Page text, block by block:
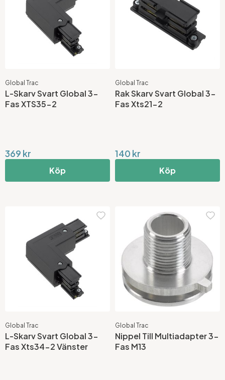
Global Trac
L-Skarv Svart Global 3-
Fas XTS35-2
369 kr
Köp
Global Trac
Rak Skarv Svart Global 3-
Fas Xts21-2
140 kr
Köp
Global Trac
L-Skarv Svart Global 3-
Fas Xts34-2 Vänster
Global Trac
Nippel Till Multiadapter 3-
Fas M13